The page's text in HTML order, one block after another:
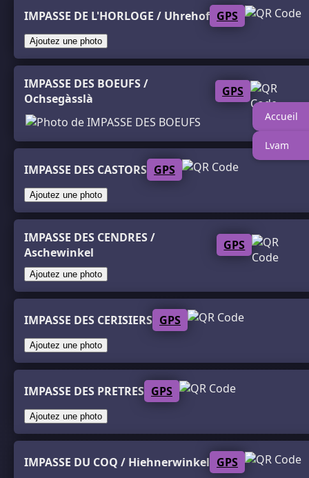
IMPASSE DE L'HORLOGE / Uhrehof GPS
Ajoutez une photo
IMPASSE DES BOEUFS /
Ochsegàsslà
GPS
IMPASSE DES CASTORS GPS
Ajoutez une photo
IMPASSE DES CENDRES /
Aschewinkel
GPS
Ajoutez une photo
IMPASSE DES CERISIERS GPS
Ajoutez une photo
IMPASSE DES PRETRES GPS
Ajoutez une photo
IMPASSE DU COQ / Hiehnerwinkel GPS
Accueil
Lvam